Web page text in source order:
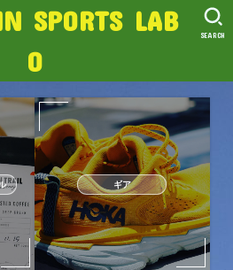
SPORTS LAB
O
SEARCH
ギア